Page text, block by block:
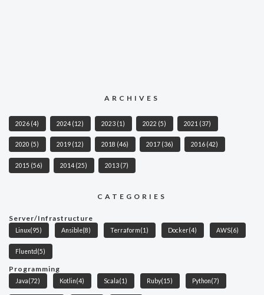
ARCHIVES
2026 (4) 2024 (12) 2023 (1) 2022 (5) 2021 (37)
2020 (5) 2019 (12) 2018 (46) 2017 (36) 2016 (42)
2015 (56) 2014 (25) 2013 (7)
CATEGORIES
Server/Infrastructure
Linux(95) Ansible(8) Terraform(1) Docker(4) AWS(6)
Fluentd (5)
Programming
Java(72) Kotlin(4) Scala(1) Ruby(15) Python(7)